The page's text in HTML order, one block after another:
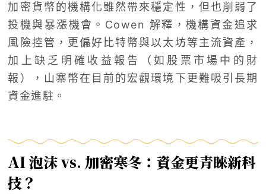
加密貨幣的機構化雖然帶來穩定性，但也削弱了
投機與暴漲機會。Cowen 解釋，機構資金追求
風險控管，更偏好比特幣與以太坊等主流資產，
加上缺乏明確收益報告（如股票市場中的財
報），山寨幣在目前的宏觀環境下更難吸引長期
資金進駐。
AI 泡沫 vs. 加密寒冬：資金更青睞新科
技？